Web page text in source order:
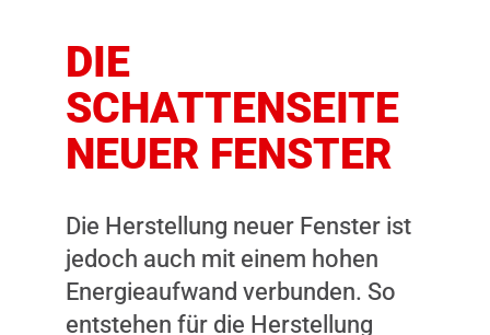
DIE
SCHATTENSEITE
NEUER FENSTER
Die Herstellung neuer Fenster ist
jedoch auch mit einem hohen
Energieaufwand verbunden. So
entstehen für die Herstellung